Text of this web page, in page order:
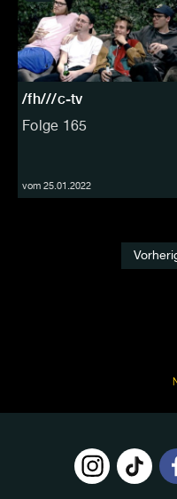
/fh///c-tv
Folge 165
vom 25.01.2022